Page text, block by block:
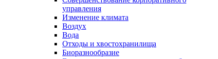
управления
Изменение климата
Воздух
Вода
Отходы и хвостохранилища
Биоразнообразие